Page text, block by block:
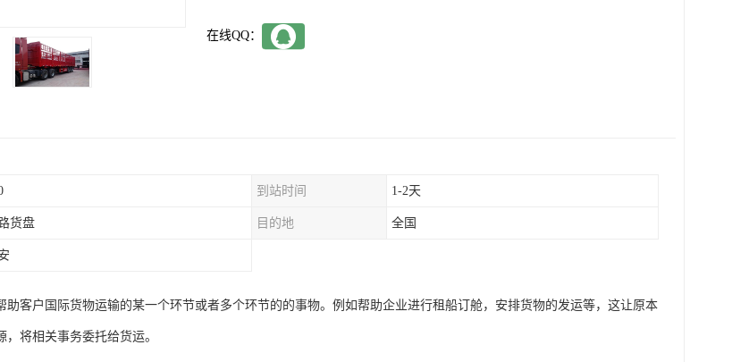
在线QQ：
到站时间 1-2天
货盘 目的地 全国
助客户国际货物运输的某一个环节或者多个环节的的事物。例如帮助企业进行租船订舱，安排货物的发运等，这让原本
将相关事务委托给货运。